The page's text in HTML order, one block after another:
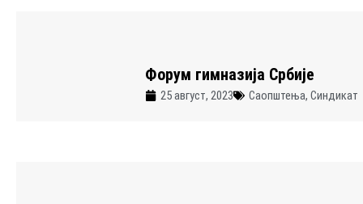
Форум гимназија Србије
25 август, 2023 Саопштења, Синдикат